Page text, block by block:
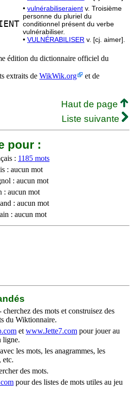
• vulnérabiliseraient v. Troisième
personne du pluriel du
conditionnel présent du verbe
vulnérabiliser.
• VULNÉRABILISER v. [cj. aimer].
édition du dictionnaire officiel du
extraits de WikWik.org
et de
Haut de page
Liste suivante
pour :
: 1185 mots
: aucun mot
: aucun mot
: aucun mot
: aucun mot
: aucun mot
cherchez des mots et construisez des
du Wiktionnaire.
et www.Jette7.com pour jouer au
ligne.
les mots, les anagrammes, les
etc.
des mots.
pour des listes de mots utiles au jeu